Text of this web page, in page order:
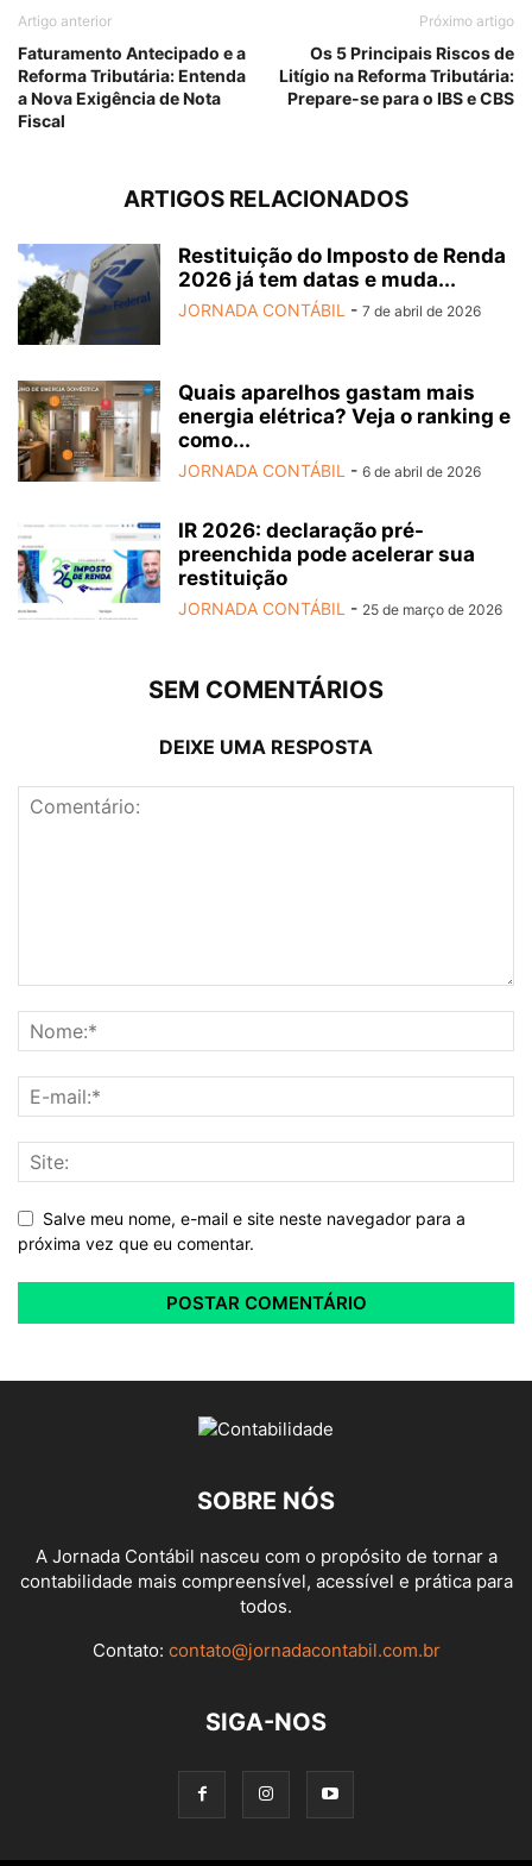
Artigo anterior
Faturamento Antecipado e a
Reforma Tributária: Entenda
a Nova Exigência de Nota
Fiscal
Próximo artigo
Os 5 Principais Riscos de
Litígio na Reforma Tributária:
Prepare-se para o IBS e CBS
ARTIGOS RELACIONADOS
Restituição do Imposto de Renda
2026 já tem datas e muda...
JORNADA CONTÁBIL - 7 de abril de 2026
Quais aparelhos gastam mais
energia elétrica? Veja o ranking e
como...
JORNADA CONTÁBIL - 6 de abril de 2026
IR 2026: declaração pré-
preenchida pode acelerar sua
restituição
JORNADA CONTÁBIL - 25 de março de 2026
SEM COMENTÁRIOS
DEIXE UMA RESPOSTA
Salve meu nome, e-mail e site neste navegador para a
próxima vez que eu comentar.
SOBRE NÓS
A Jornada Contábil nasceu com o propósito de tornar a
contabilidade mais compreensível, acessível e prática para
todos.
Contato: contato@jornadacontabil.com.br
SIGA-NOS